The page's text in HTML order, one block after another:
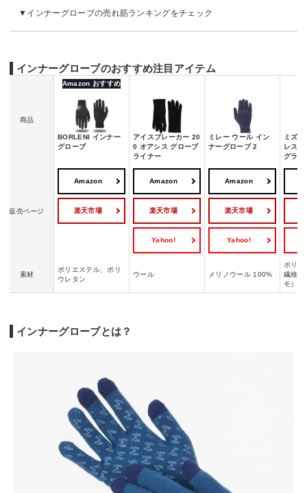
インナーグローブの売れ筋ランキングをチェック
インナーグローブのおすすめ注目アイテム
商品
Amazon おすすめ
BORLENI インナー
グローブ
アイスブレーカー 20
0 オアシス グローブ
ライナー
ミレー ウール イン
ナーグローブ 2
ミズ
レスサ
グラブ
販売ページ
Amazon
楽天市場
Amazon
楽天市場
Yahoo!
Amazon
楽天市場
Yahoo!
素材
ポリエステル、ポリ
ウレタン
ウール メリノウール 100%
ポリエ
繊維（
モ）、
インナーグローブとは？